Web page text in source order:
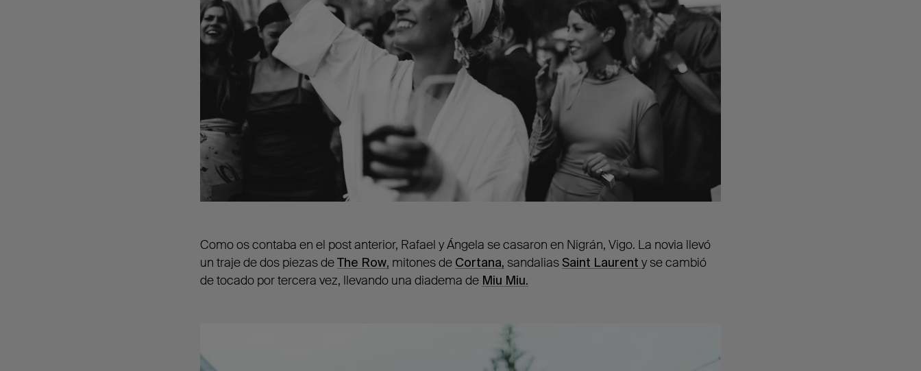
Como os contaba en el post anterior, Rafael y Ángela se casaron en Nigrán, Vigo. La novia llevó
un traje de dos piezas deThe Row, mitones de Cortana, sandaliasSaint Laurent y secambió
de tocado por tercera vez, llevando una diadema de Miu Miu.